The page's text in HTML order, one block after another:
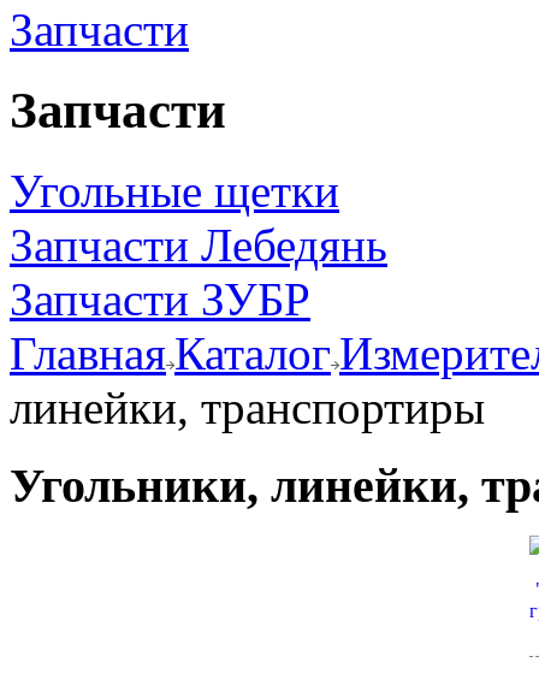
Запчасти
Запчасти
Угольные щетки
Запчасти Лебедянь
Запчасти ЗУБР
ГлавнаяКаталог
линейки, транспортиры
Угольники, линейки,